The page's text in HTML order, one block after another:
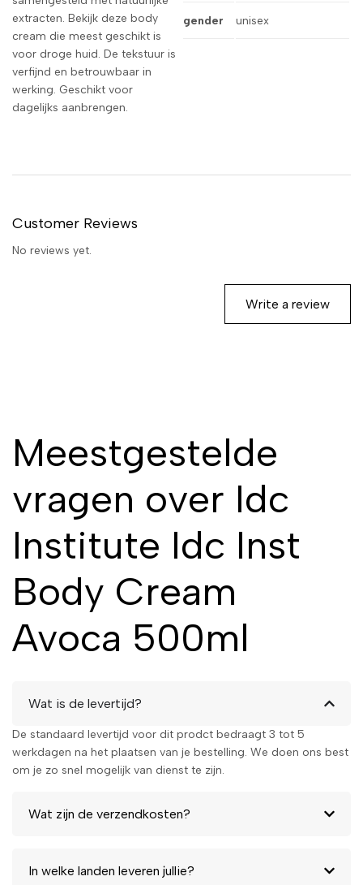
extracten. Bekijk deze body
cream die meest geschikt is
voor droge huid. De tekstuur is
verfijnd en betrouwbaar in
werking. Geschikt voor
dagelijks aanbrengen.
gender unisex
Customer Reviews
No reviews yet.
Write a review
Meestgestelde
vragen over Idc
Institute Idc Inst
Body Cream
Avoca 500ml
Wat is de levertijd?
De standaard levertijd voor dit prodct bedraagt 3 tot 5
werkdagen na het plaatsen van je bestelling. We doen ons best
om je zo snel mogelijk van dienst te zijn.
Wat zijn de verzendkosten?
In welke landen leveren jullie?